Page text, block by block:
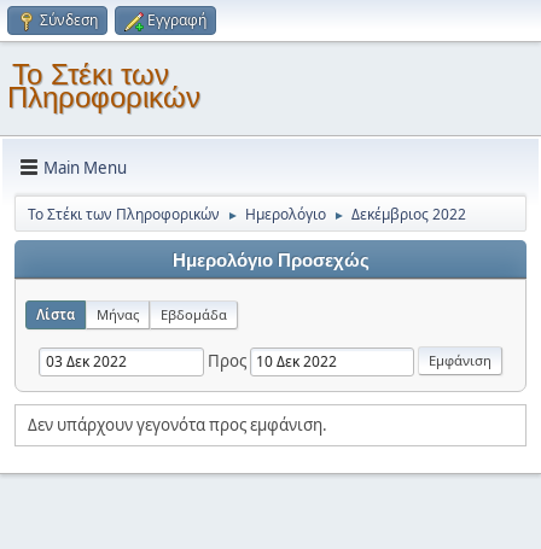
Σύνδεση Εγγραφή
Το Στέκι των
Πληροφορικών
Main Menu
Το Στέκι των Πληροφορικών ► Ημερολόγιο ► Δεκέμβριος 2022
Ημερολόγιο Προσεχώς
Λίστα Μήνας Εβδομάδα
Προς
Δεν υπάρχουν γεγονότα προς εμφάνιση.